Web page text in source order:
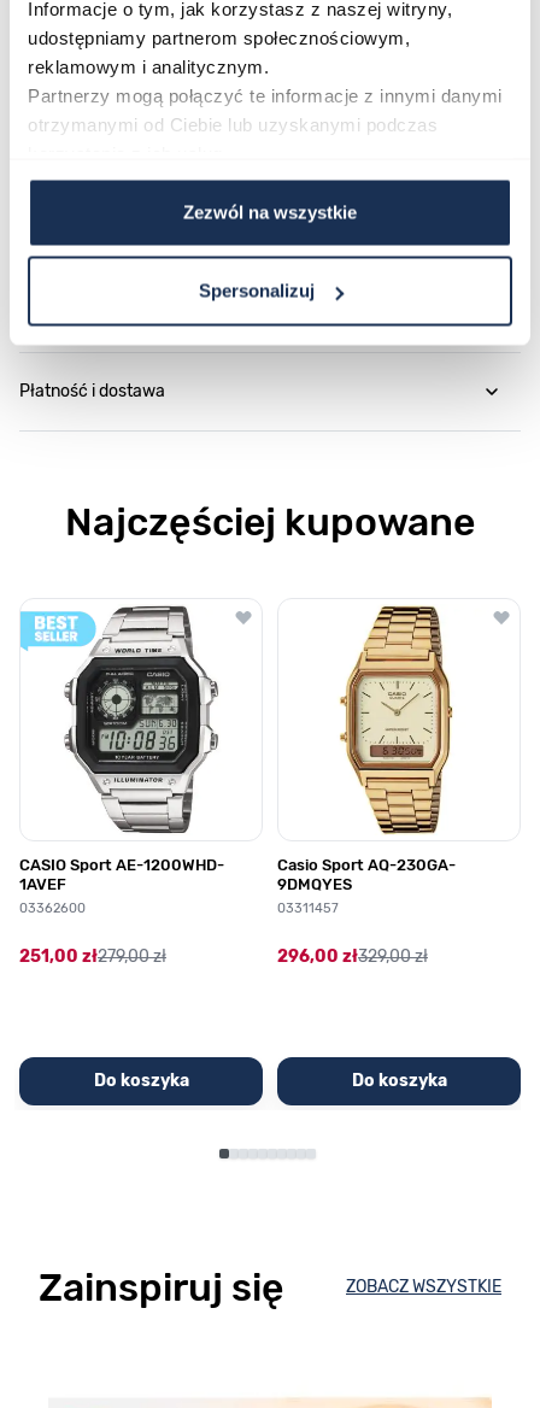
Informacje o tym, jak korzystasz z naszej witryny,
udostępniamy partnerom społecznościowym,
reklamowym i analitycznym.
Partnerzy mogą połączyć te informacje z innymi danymi
otrzymanymi od Ciebie lub uzyskanymi podczas
Zezwól na wszystkie
Spersonalizuj
Parametry
Płatność i dostawa
Najczęściej kupowane
Poruszanie się po elementach karuzeli jest możliwe za pomocą
Naciśnij, aby pominąć karuzelę
Naciśnij, aby przejść do nawigacji karuzeli
CASIO Sport AE-1200WHD-
1AVEF
03362600
251,00 zł279,00 zł
Do koszyka
Casio Sport AQ-230GA-
9DMQYES
03311457
296,00 zł329,00 zł
Do koszyka
Zainspiruj się ZOBACZ WSZYSTKIE